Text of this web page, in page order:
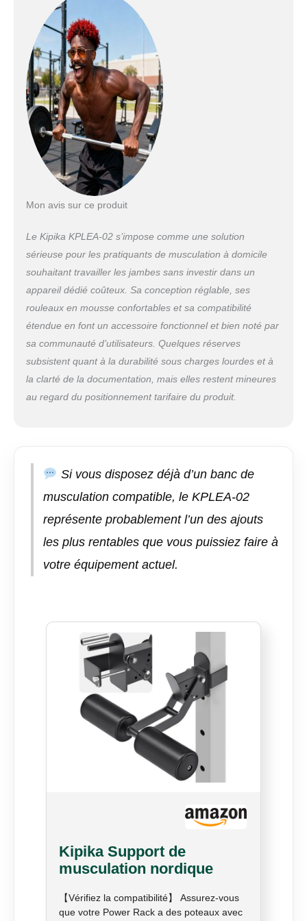
d'extension de jambe est fabriqué en acier
de haute qualité avec un revêtement en
poudre noir qui résiste à l'usure. Il peut
gérer les exercices de jambes les plus
intenses et les plus exigeants, sans
compromettre vos performances
Installation rapide et simple : Profitez d'une
configuration sans tracas avec notre
processus d'installation simple et retirez
facilement l'accessoire pour économiser de
l'espace lorsqu'il n'est pas utilisé. Avec un
système de verrouillage robuste pour une
utilisation sûre et stable
Mon avis sur ce produit
Le Kipika KPLEA-02 s’impose comme une solution
sérieuse pour les pratiquants de musculation à domicile
souhaitant travailler les jambes sans investir dans un
appareil dédié coûteux. Sa conception réglable, ses
rouleaux en mousse confortables et sa compatibilité
étendue en font un accessoire fonctionnel et bien noté par
sa communauté d’utilisateurs. Quelques réserves
subsistent quant à la durabilité sous charges lourdes et à
la clarté de la documentation, mais elles restent mineures
au regard du positionnement tarifaire du produit.
Si vous disposez déjà d’un banc de
musculation compatible, le KPLEA-02
représente probablement l’un des ajouts
les plus rentables que vous puissiez faire à
votre équipement actuel.
Kipika Support de
musculation nordique
- Fixation réglable de
【Vérifiez la compatibilité】 Assurez-vous
que votre Power Rack a des poteaux avec